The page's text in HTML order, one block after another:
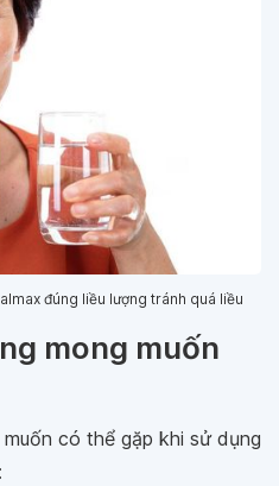
đúng liều lượng tránh quá liều
mong muốn
có thể gặp khi sử dụng